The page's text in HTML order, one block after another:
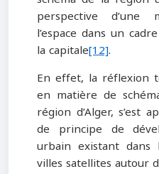
perspective d’une
l’espace dans un
la capitale[12].
En effet, la réflexion
en matière de
région d’Alger, s’est
de principe de
urbain existant
villes satellites autour